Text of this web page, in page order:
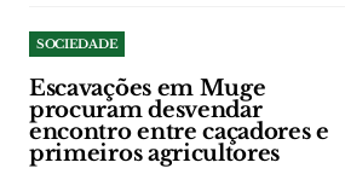
SOCIEDADE
Escavações em Muge
procuram desvendar
encontro entre caçadores e
primeiros agricultores